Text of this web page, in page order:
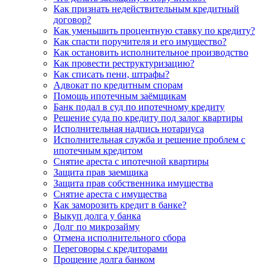
Как признать недействительным кредитный
договор?
Как уменьшить процентную ставку по кредиту?
Как спасти поручителя и его имущество?
Как остановить исполнительное производство
Как провести реструктуризацию?
Как списать пени, штрафы?
Адвокат по кредитным спорам
Помощь ипотечным заёмщикам
Банк подал в суд по ипотечному кредиту
Решение суда по кредиту под залог квартиры
Исполнительная надпись нотариуса
Исполнительная служба и решение проблем с
ипотечным кредитом
Снятие ареста с ипотечной квартиры
Защита прав заемщика
Защита прав собственника имущества
Снятие ареста с имущества
Как заморозить кредит в банке?
Выкуп долга у банка
Долг по микрозайму
Отмена исполнительного сбора
Переговоры с кредиторами
Прощение долга банком